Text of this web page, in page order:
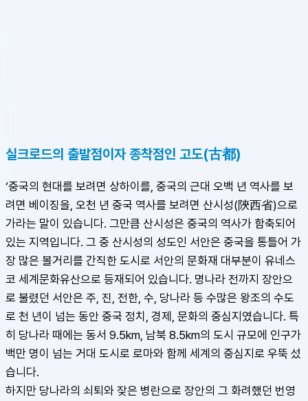
실크로드의 출발점이자 종착점인 고도(古都)
‘중국의 현대를 보려면 상하이를, 중국의 근대 오백 년 역사를 보
려면 베이징을, 오천 년 중국 역사를 보려면 산시성(陝西省)으로
가라는 말이 있습니다. 그만큼 산시성은 중국의 역사가 함축되어
있는 지역입니다. 그 중 산시성의 성도인 서안은 중국을 통틀어 가
장 많은 볼거리를 간직한 도시로 서안의 문화재 대부분이 유네스
코 세계문화유산으로 등재되어 있습니다. 명나라 전까지 장안으
로 불렸던 서안은 주, 진, 전한, 수, 당나라 등 수많은 왕조의 수도
로 천 년이 넘는 동안 중국 정치, 경제, 문화의 중심지였습니다. 특
히 당나라 때에는 동서 9.5km, 남북 8.5km의 도시 규모에 인구가
백만 명이 넘는 거대 도시로 로마와 함께 세계의 중심지로 우뚝 섰
습니다.
하지만 당나라의 쇠퇴와 잦은 병란으로 장안의 그 화려했던 번영